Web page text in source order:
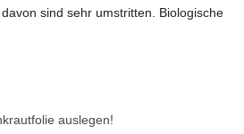
sind sehr umstritten. Biologische
auslegen!